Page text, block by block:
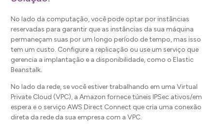
No lado da computação, você pode optar por instâncias
reservadas para garantir que as instâncias da sua máquina
permaneçam suas por um longo período de tempo, mas isso
tem um custo. Configure a replicação ou use um serviço que
gerencia a implantação e a disponibilidade, como o Elastic
Beanstalk.
No lado da rede, se você estiver trabalhando em uma Virtual
Private Cloud (VPC), a Amazon fornece túneis IPSec ativos/em
espera e o serviço AWS Direct Connect que cria uma conexão
direta da rede da sua empresa com a VPC.